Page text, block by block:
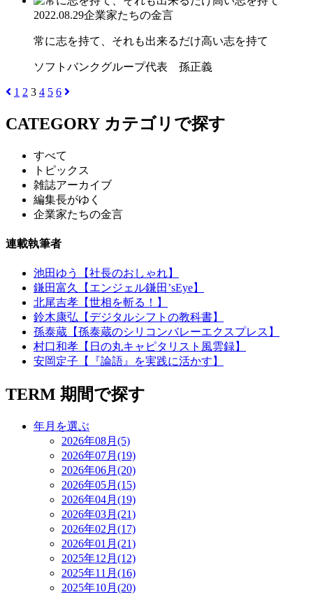
2022.08.29企業家たちの金言
常に志を持て、それも出来るだけ高い志を持て
ソフトバンクグループ代表 孫正義
1 2 3 4 5 6
CATEGORY カテゴリで探す
すべて
トピックス
雑誌アーカイブ
編集長がゆく
企業家たちの金言
連載執筆者
池田ゆう【社長のおしゃれ】
鎌田富久【エンジェル鎌田’sEye】
北尾吉孝【世相を斬る！】
鈴木康弘【デジタルシフトの教科書】
孫泰蔵【孫泰蔵のシリコンバレーエクスプレス】
村口和孝【日の丸キャピタリスト風雲録】
安岡定子【『論語』を実践に活かす】
TERM 期間で探す
年月を選ぶ
2026年08月(5)
2026年07月(19)
2026年06月(20)
2026年05月(15)
2026年04月(19)
2026年03月(21)
2026年02月(17)
2026年01月(21)
2025年12月(12)
2025年11月(16)
2025年10月(20)